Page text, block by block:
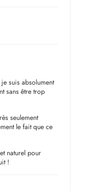
suis absolument
sans être trop
seulement
le fait que ce
naturel pour
!